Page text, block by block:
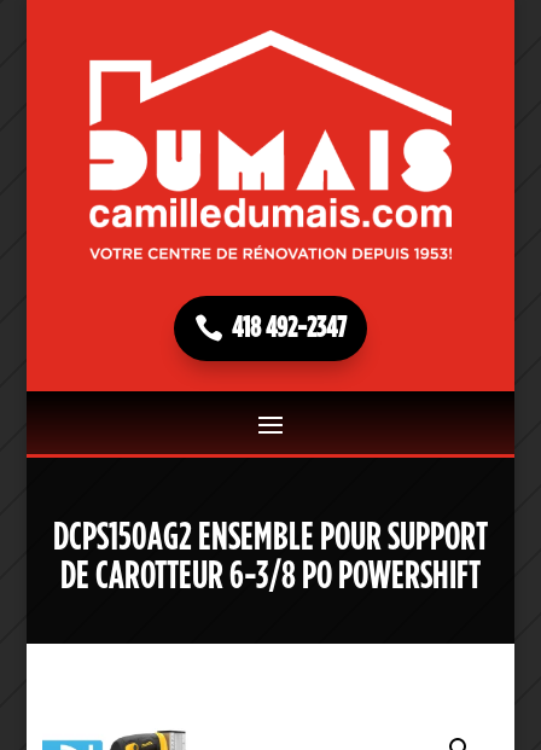
418 492-2347
DCPS150AG2 ENSEMBLE POUR SUPPORT
DE CAROTTEUR 6-3/8 PO POWERSHIFT